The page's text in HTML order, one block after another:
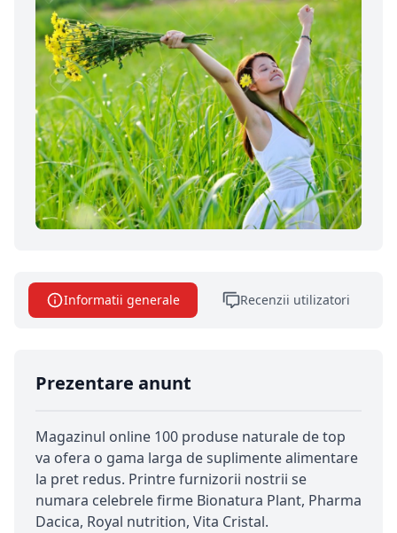
Informatii generale Recenzii utilizatori
Prezentare anunt
Magazinul online 100 produse naturale de top
va ofera o gama larga de suplimente alimentare
la pret redus. Printre furnizorii nostrii se
numara celebrele firme Bionatura Plant, Pharma
Dacica, Royal nutrition, Vita Cristal.